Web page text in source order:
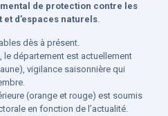
de protection contre les
d’espaces naturels.
dès à présent.
le département est actuellement
vigilance saisonnière qui
(orange et rouge) est soumis
en fonction de l’actualité.